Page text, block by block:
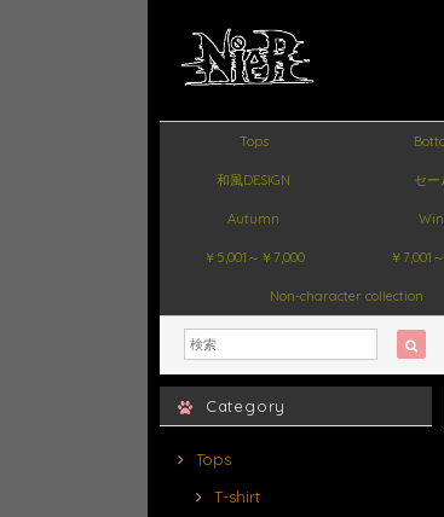
Tops
和風DESIGN セー
Autumn
￥5,001～￥7,000 ￥7,001
Non-character collection
Category
Tops
T-shirt